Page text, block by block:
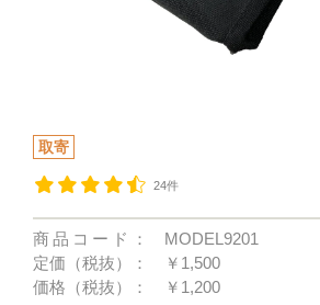
取寄
24件
商品コード：
MODEL9201
定価（税抜）：
￥1,500
価格（税抜）：
￥1,200